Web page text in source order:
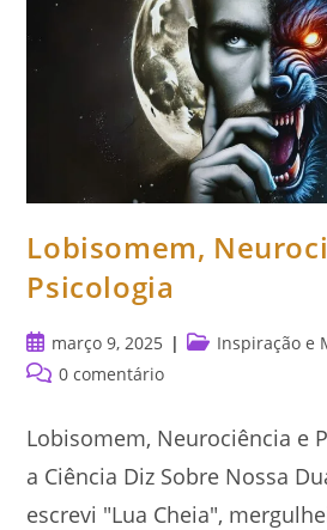
Lobisomem,
Psicologia
Post
publicado:
março 9, 2025
Categoria
Inspiração e
Comentários
0 comentário
Lobisomem, Neurociência e
a Ciência Diz Sobre Nossa
escrevi "Lua Cheia",